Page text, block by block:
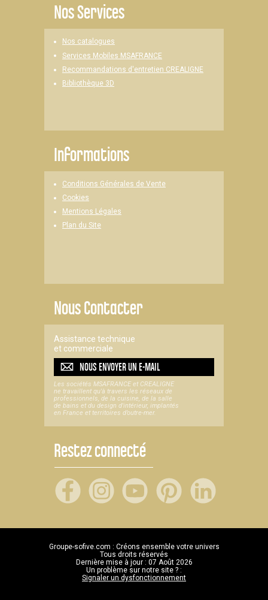
Nos Services
Nos catalogues
Services Mobiles MSAFRANCE
Recommandations d'entretien CREALIGNE
Bibliothèque 3D
Informations
Conditions Générales de Vente
Cookies
Mentions Légales
Plan du Site
Nous Contacter
Assistance technique
et commerciale
NOUS ENVOYER UNE-MAIL
Les sociétés MSAFRANCE et CREALIGNE
ne travaillent qu'à travers les réseaux de
professionnels, de la cuisine, de la salle
de bains et du design d'intérieur, implantés
en France et territoires d’outre-mer.
Restez connecté
Groupe-sofive.com : Créons ensemble votre univers
Tous droits réservés
Dernière mise à jour : 07 Août 2026
Un problème sur notre site ? :
Signaler un dysfonctionnement